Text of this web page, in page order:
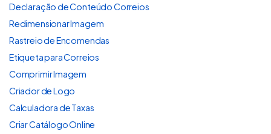
Declaração de Conteúdo Correios
Redimensionar Imagem
Rastreio de Encomendas
Etiqueta para Correios
Comprimir Imagem
Criador de Logo
Calculadora de Taxas
Criar Catálogo Online